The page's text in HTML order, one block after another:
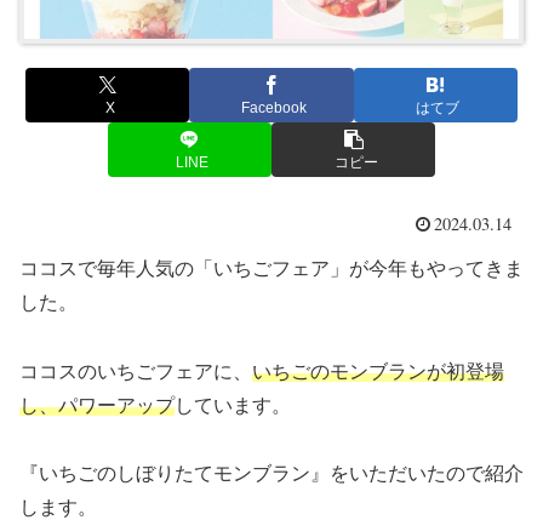
X Facebook はてブ
LINE コピー
2024.03.14
ココスで毎年人気の「いちごフェア」が今年もやってきま
した。
ココスのいちごフェアに、 いちごのモンブランが初登場
し、パワーアップしています。
『いちごのしぼりたてモンブラン』をいただいたので紹介
します。